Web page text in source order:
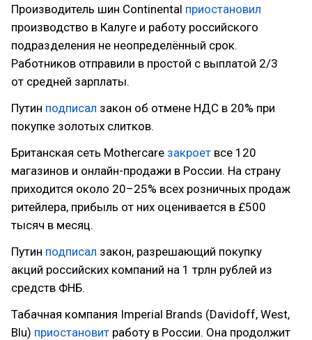
Производитель шин Continental приостановил
производство в Калуге и работу российского
подразделения не неопределённый срок.
Работников отправили в простой с выплатой 2/3
от средней зарплаты.
Путин подписал закон об отмене НДС в 20% при
покупке золотых слитков.
Британская сеть Mothercare закроет все 120
магазинов и онлайн-продажи в России. На страну
приходится около 20–25% всех розничных продаж
ритейлера, прибыль от них оценивается в £500
тысяч в месяц.
Путин подписал закон, разрешающий покупку
акций российских компаний на 1 трлн рублей из
средств ФНБ.
Табачная компания Imperial Brands (Davidoff, West,
Blu) приостановит работу в России. Она продолжит